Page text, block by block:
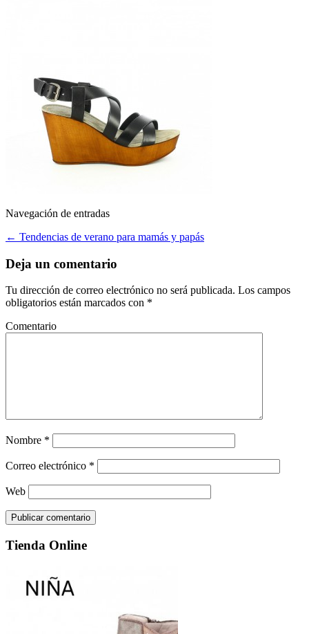
Navegación de entradas
← Tendencias de verano para mamás y papás
Deja un comentario
Tu dirección de correo electrónico no será publicada. Los campos
obligatorios están marcados con *
Comentario
Nombre *
Correo electrónico *
Web
Tienda Online